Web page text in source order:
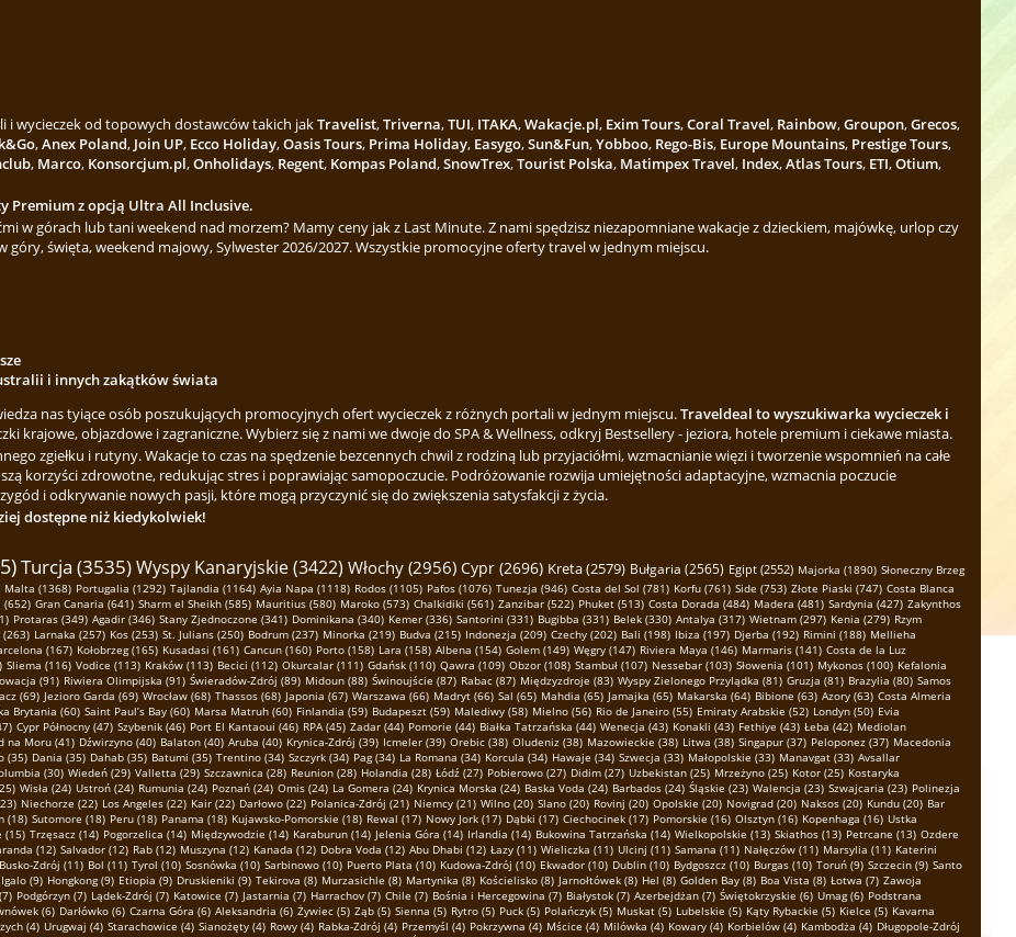
wycieczek od topowych dostawców takich jakTravelist,Triverna,TUI, ITAKA,Wakacje.pl, Exim Tours,Coral Travel, Rainbow,Groupon,Grecos,
,Anex Poland, Join UP, Ecco Holiday,Oasis Tours, Prima Holiday, Easygo,Sun&Fun,Yobboo, Rego-Bis, Europe Mountains, Prestige Tours,
, Marco, Konsorcjum.pl,Onholidays, Regent, Kompas Poland,SnowTrex,Tourist Polska, Matimpex Travel, Index,Atlas Tours, ETI,Otium,
Premium z opcją Ultra All Inclusive.
w górach lub tani weekend nad morzem? Mamy ceny jak z Last Minute. Z nami spędzisz niezapomniane wakacje z dzieckiem, majówkę, urlop czy
święta, weekend majowy, Sylwester 2026/2027. Wszystkie promocyjne oferty travel w jednym miejscu.
i innych zakątków świata
nas tyiące osób poszukujących promocyjnych ofert wycieczek z różnych portali w jednym miejscu.Traveldeal to wyszukiwarka wycieczek i
krajowe, objazdowe i zagraniczne. Wybierz się z nami we dwoje do SPA & Wellness, odkryj Bestsellery - jeziora, hotele premium i ciekawe miasta.
zgiełku i rutyny. Wakacje to czas na spędzenie bezcennych chwil z rodziną lub przyjaciółmi, wzmacnianie więzi i tworzenie wspomnień na całe
korzyści zdrowotne, redukując stres i poprawiając samopoczucie. Podróżowanie rozwija umiejętności adaptacyjne, wzmacnia poczucie
i odkrywanie nowych pasji, które mogą przyczynić się do zwiększenia satysfakcji z życia.
dostępne niż kiedykolwiek!
Turcja (3535)Wyspy Kanaryjskie (3422) Włochy (2956) Cypr (2696) Kreta (2579) Bułgaria (2565) Egipt (2552) Majorka (1890) Słoneczny Brzeg
Malta (1368) Portugalia (1292) Tajlandia (1164) Ayia Napa (1118) Rodos (1105) Pafos (1076) Tunezja (946) Costa del Sol (781) Korfu (761) Side (753) Złote Piaski (747) Costa Blanca
(652) Gran Canaria (641) Sharm el Sheikh (585) Mauritius (580) Maroko (573) Chalkidiki (561) Zanzibar (522) Phuket (513) Costa Dorada (484) Madera (481) Sardynia (427) Zakynthos
Protaras (349) Agadir (346) Stany Zjednoczone (341) Dominikana (340) Kemer (336) Santorini (331) Bugibba (331) Belek (330) Antalya (317) Wietnam (297) Kenia (279) Rzym
(263) Larnaka (257) Kos (253) St. Julians (250) Bodrum (237) Minorka (219) Budva (215) Indonezja (209) Czechy (202) Bali (198) Ibiza (197) Djerba (192) Rimini (188) Mellieha
(167) Kołobrzeg (165) Kusadasi (161) Cancun (160) Porto (158) Lara (158) Albena (154) Golem (149) Węgry (147) Riviera Maya (146) Marmaris (141) Costa de la Luz
Sliema (116) Vodice (113) Kraków (113) Becici (112) Okurcalar (111) Gdańsk (110) Qawra (109) Obzor (108) Stambuł (107) Nessebar (103) Słowenia (101) Mykonos (100) Kefalonia
(91) Riwiera Olimpijska (91) Świeradów-Zdrój (89) Midoun (88) Świnoujście (87) Rabac (87) Międzyzdroje (83) Wyspy Zielonego Przylądka (81) Gruzja (81) Brazylia (80) Samos
(69) Jezioro Garda (69) Wrocław (68) Thassos (68) Japonia (67) Warszawa (66) Madryt (66) Sal (65) Mahdia (65) Jamajka (65) Makarska (64) Bibione (63) Azory (63) Costa Almeria
Brytania (60) Saint Paul’s Bay (60) Marsa Matruh (60) Finlandia (59) Budapeszt (59) Malediwy (58) Mielno (56) Rio de Janeiro (55) Emiraty Arabskie (52) Londyn (50) Evia
Cypr Północny (47) Szybenik (46) Port El Kantaoui (46) RPA (45) Zadar (44) Pomorie (44) Białka Tatrzańska (44) Wenecja (43) Konakli (43) Fethiye (43) Łeba (42) Mediolan
na Moru (41) Dźwirzyno (40) Balaton (40) Aruba (40) Krynica-Zdrój (39) Icmeler (39) Orebic (38) Oludeniz (38) Mazowieckie (38) Litwa (38) Singapur (37) Peloponez (37) Macedonia
(35) Dania (35) Dahab (35) Batumi (35) Trentino (34) Szczyrk (34) Pag (34) La Romana (34) Korcula (34) Hawaje (34) Szwecja (33) Małopolskie (33) Manavgat (33) Avsallar
(30) Wiedeń (29) Valletta (29) Szczawnica (28) Reunion (28) Holandia (28) Łódź (27) Pobierowo (27) Didim (27) Uzbekistan (25) Mrzeżyno (25) Kotor (25) Kostaryka
Wisła (24) Ustroń (24) Rumunia (24) Poznań (24) Omis (24) La Gomera (24) Krynica Morska (24) Baska Voda (24) Barbados (24) Śląskie (23) Walencja (23) Szwajcaria (23) Polinezja
Niechorze (22) Los Angeles (22) Kair (22) Darłowo (22) Polanica-Zdrój (21) Niemcy (21) Wilno (20) Slano (20) Rovinj (20) Opolskie (20) Novigrad (20) Naksos (20) Kundu (20) Bar
(18) Sutomore (18) Peru (18) Panama (18) Kujawsko-Pomorskie (18) Rewal (17) Nowy Jork (17) Dąbki (17) Ciechocinek (17) Pomorskie (16) Olsztyn (16) Kopenhaga (16) Ustka
(15) Trzęsacz (14) Pogorzelica (14) Międzywodzie (14) Karaburun (14) Jelenia Góra (14) Irlandia (14) Bukowina Tatrzańska (14) Wielkopolskie (13) Skiathos (13) Petrcane (13) Ozdere
(12) Salvador (12) Rab (12) Muszyna (12) Kanada (12) Dobra Voda (12) Abu Dhabi (12) Łazy (11) Wieliczka (11) Ulcinj (11) Samana (11) Nałęczów (11) Marsylia (11) Katerini
Busko-Zdrój (11) Bol (11) Tyrol (10) Sosnówka (10) Sarbinowo (10) Puerto Plata (10) Kudowa-Zdrój (10) Ekwador (10) Dublin (10) Bydgoszcz (10) Burgas (10) Toruń (9) Szczecin (9) Santo
Igalo (9) Hongkong (9) Etiopia (9) Druskieniki (9) Tekirova (8) Murzasichle (8) Martynika (8) Kościelisko (8) Jarnołtówek (8) Hel (8) Golden Bay (8) Boa Vista (8) Łotwa (7) Zawoja
Podgórzyn (7) Lądek-Zdrój (7) Katowice (7) Jastarnia (7) Harrachov (7) Chile (7) Bośnia i Hercegowina (7) Białystok (7) Azerbejdżan (7) Świętokrzyskie (6) Umag (6) Podstrana
(6) Darłówko (6) Czarna Góra (6) Aleksandria (6) Żywiec (5) Ząb (5) Sienna (5) Rytro (5) Puck (5) Polańczyk (5) Muskat (5) Lubelskie (5) Kąty Rybackie (5) Kielce (5) Kavarna
(4) Urugwaj (4) Starachowice (4) Sianożęty (4) Rowy (4) Rabka-Zdrój (4) Przemyśl (4) Pokrzywna (4) Mścice (4) Milówka (4) Kowary (4) Korbielów (4) Kambodża (4) Długopole-Zdrój